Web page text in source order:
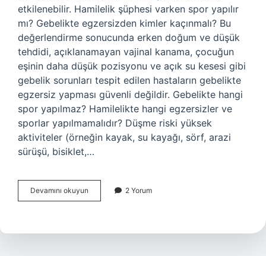
etkilenebilir. Hamilelik şüphesi varken spor yapılır
mı? Gebelikte egzersizden kimler kaçınmalı? Bu
değerlendirme sonucunda erken doğum ve düşük
tehdidi, açıklanamayan vajinal kanama, çocuğun
eşinin daha düşük pozisyonu ve açık su kesesi gibi
gebelik sorunları tespit edilen hastaların gebelikte
egzersiz yapması güvenli değildir. Gebelikte hangi
spor yapılmaz? Hamilelikte hangi egzersizler ve
sporlar yapılmamalıdır? Düşme riski yüksek
aktiviteler (örneğin kayak, su kayağı, sörf, arazi
sürüşü, bisiklet,…
Devamını okuyun
Hamile
Yapabilir
2 Yorum